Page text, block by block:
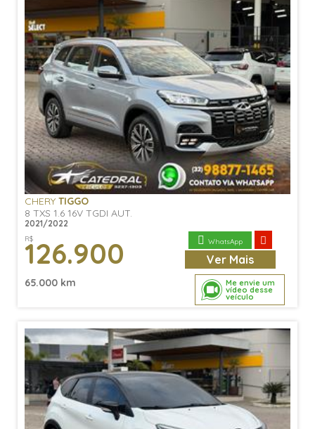
Me envie um
vídeo desse
veículo
CHERY TIGGO
8 TXS 1.6 16V TGDI AUT.
2021/2022
R$
126.900 WhatsApp
Ver Mais
65.000 km